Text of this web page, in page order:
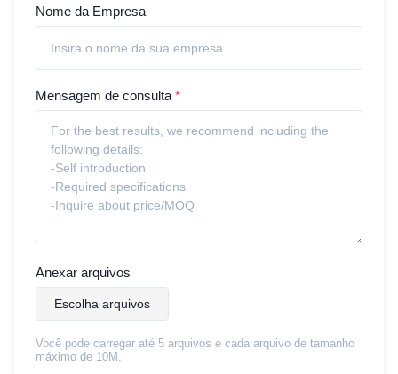
Nome da Empresa
Mensagem de consulta *
Anexar arquivos
Escolha arquivos
Você pode carregar até 5 arquivos e cada arquivo de tamanho
máximo de 10M.